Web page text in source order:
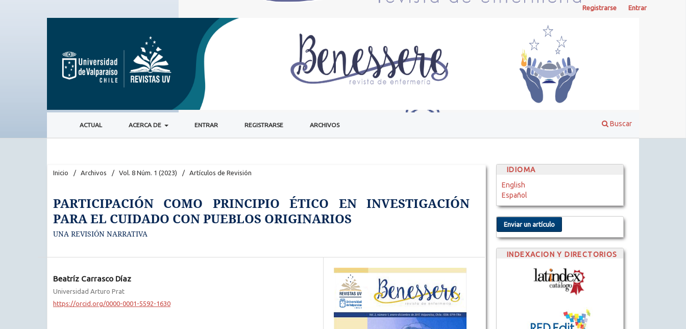
ACTUAL ACERCA DE ENTRAR REGISTRARSE ARCHIVOS Buscar
Registrarse Entrar
Inicio / Archivos / Vol. 8 Núm. 1 (2023) / Artículos de Revisión
PARTICIPACIÓN COMO PRINCIPIO ÉTICO EN INVESTIGACIÓN
PARA EL CUIDADO CON PUEBLOS ORIGINARIOS
UNA REVISIÓN NARRATIVA
Beatríz Carrasco Díaz
Universidad Arturo Prat
https://orcid.org/0000-0001-5592-1630
IDIOMA
English
Español
Enviar un artículo
INDEXACION Y DIRECTORIOS